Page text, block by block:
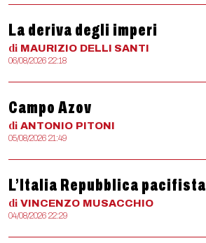
La deriva degli imperi
di MAURIZIO DELLI SANTI
06/08/2026 22:18
Campo Azov
di ANTONIO PITONI
05/08/2026 21:49
L’Italia Repubblica pacifista
di VINCENZO MUSACCHIO
04/08/2026 22:29